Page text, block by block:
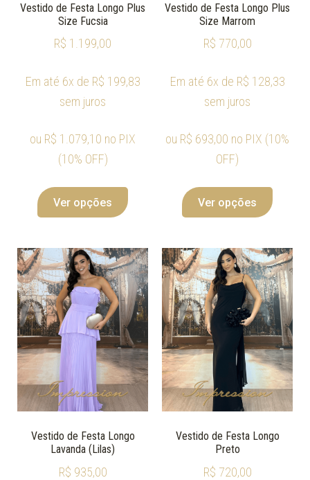
Vestido de Festa Longo Plus
Size Fucsia
R$ 1.199,00
Em até 6x de R$ 199,83
sem juros
ou R$ 1.079,10 no PIX
(10% OFF)
Ver opções
Vestido de Festa Longo Plus
Size Marrom
R$ 770,00
Em até 6x de R$ 128,33
sem juros
ou R$ 693,00 no PIX (10%
OFF)
Ver opções
Vestido de Festa Longo
Lavanda (Lilas)
R$ 935,00
Vestido de Festa Longo
Preto
R$ 720,00